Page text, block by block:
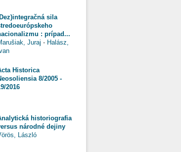
sila
: prípad...
Juraj - Halász,
Historica
8/2005 -
2016
historiografia
národné dejiny
László